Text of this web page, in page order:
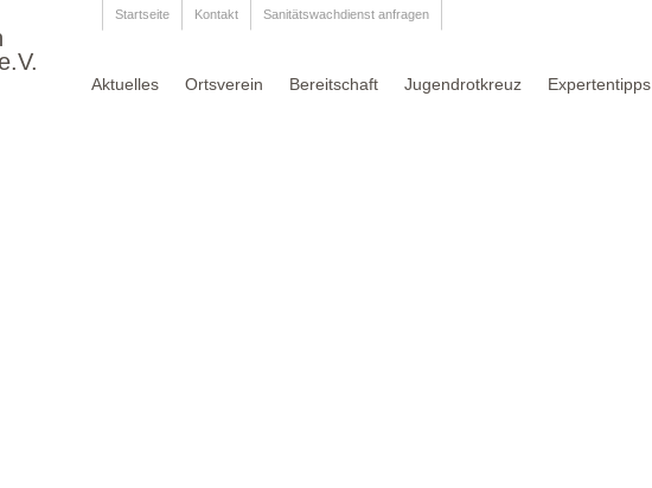
Startseite Kontakt Sanitätswachdienst anfragen
Aktuelles Ortsverein Bereitschaft Jugendrotkreuz Expertentipps